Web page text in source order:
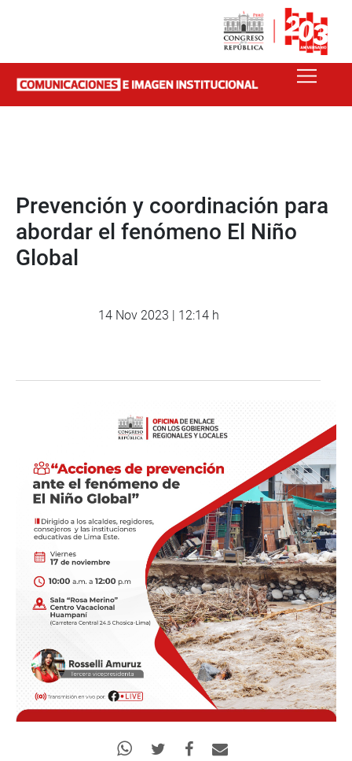
Prevención y coordinación para
abordar el fenómeno El Niño
Global
14 Nov 2023 | 12:14 h